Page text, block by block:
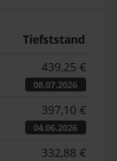
Tiefststand
439,25 €
08.07.2026
397,10 €
04.06.2026
332,88 €